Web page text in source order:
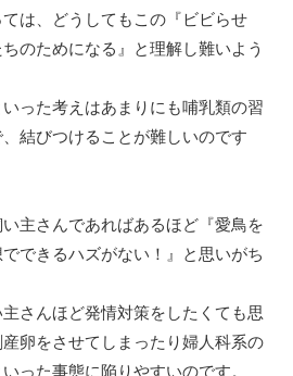
は、どうしてもこの『ビビらせ
のためになる』と理解し難いよう
いった考えはあまりにも哺乳類の習
結びつけることが難しいのです
主さんであればあるほど『愛鳥を
できるハズがない！』と思いがち
さんほど発情対策をしたくても思
卵をさせてしまったり婦人科系の
った事態に陥りやすいのです。